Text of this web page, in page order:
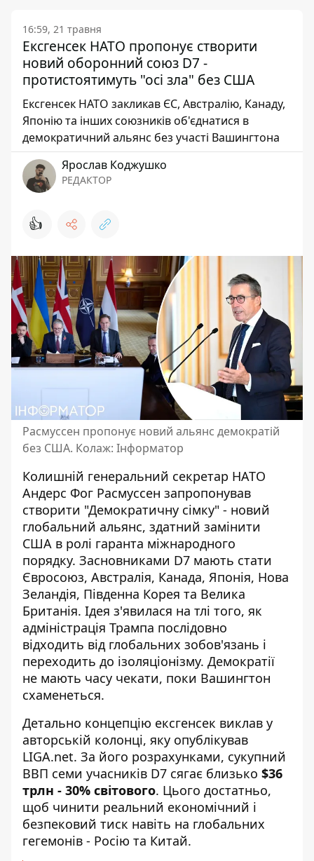
16:59, 21 травня
Ексгенсек НАТО пропонує створити
новий оборонний союз D7 -
протистоятимуть "осі зла" без США
Ексгенсек НАТО закликав ЄС, Австралію, Канаду,
Японію та інших союзників об'єднатися в
демократичний альянс без участі Вашингтона
Ярослав Коджушко
РЕДАКТОР
👍
Расмуссен пропонує новий альянс демократій
без США. Колаж: Інформатор
Колишній генеральний секретар НАТО
Андерс Фог Расмуссен запропонував
створити "Демократичну сімку" - новий
глобальний альянс, здатний замінити
США в ролі гаранта міжнародного
порядку. Засновниками D7 мають стати
Євросоюз, Австралія, Канада, Японія, Нова
Зеландія, Південна Корея та Велика
Британія. Ідея з'явилася на тлі того, як
адміністрація Трампа послідовно
відходить від глобальних зобов'язань і
переходить до ізоляціонізму. Демократії
не мають часу чекати, поки Вашингтон
схаменеться.
Детально концепцію ексгенсек виклав у
авторській колонці, яку опублікував
LIGA.net. За його розрахунками, сукупний
ВВП семи учасників D7 сягає близько $36
трлн - 30% світового. Цього достатньо,
щоб чинити реальний економічний і
безпековий тиск навіть на глобальних
гегемонів - Росію та Китай.